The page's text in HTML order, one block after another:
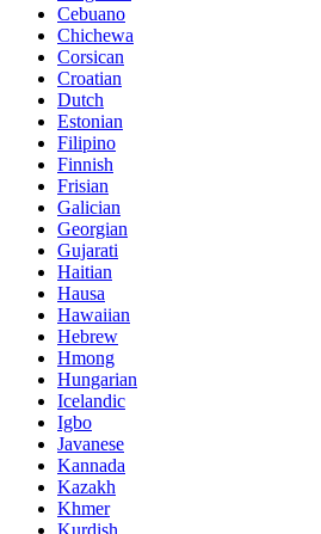
Cebuano
Chichewa
Corsican
Croatian
Dutch
Estonian
Filipino
Finnish
Frisian
Galician
Georgian
Gujarati
Haitian
Hausa
Hawaiian
Hebrew
Hmong
Hungarian
Icelandic
Igbo
Javanese
Kannada
Kazakh
Khmer
Kurdish